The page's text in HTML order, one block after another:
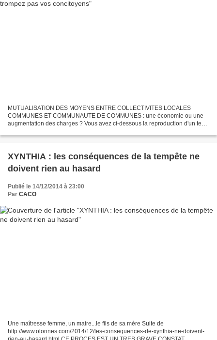
MUTUALISATION DES MOYENS ENTRE COLLECTIVITES LOCALES
COMMUNES ET COMMUNAUTE DE COMMUNES : une économie ou une
augmentation des charges ? Vous avez ci-dessous la reproduction d'un texte
XYNTHIA : les conséquences de la tempête ne
doivent rien au hasard
Publié le 14/12/2014 à 23:00
Par CACO
Une maîtresse femme, un maire...le fils de sa mère Suite de
http://www.olonnes.com/2014/12/les-consequences-de-xynthia-ne-doivent-